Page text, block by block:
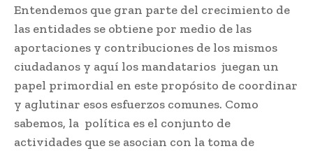
Entendemos que gran parte del crecimiento de
las entidades se obtiene por medio de las
aportaciones y contribuciones de los mismos
ciudadanos y aquí los mandatarios juegan un
papel primordial en este propósito de coordinar
y aglutinar esos esfuerzos comunes. Como
sabemos, la política es el conjunto de
actividades que se asocian con la toma de